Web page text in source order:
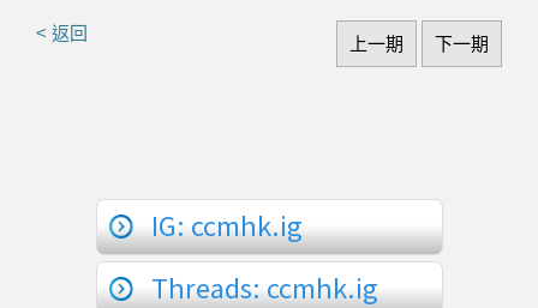
< 返回
上一期 下一期
IG: ccmhk.ig
Threads: ccmhk.ig